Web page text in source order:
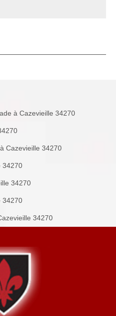
à Cazevieille 34270
Cazevieille 34270
34270
34270
34270
34270